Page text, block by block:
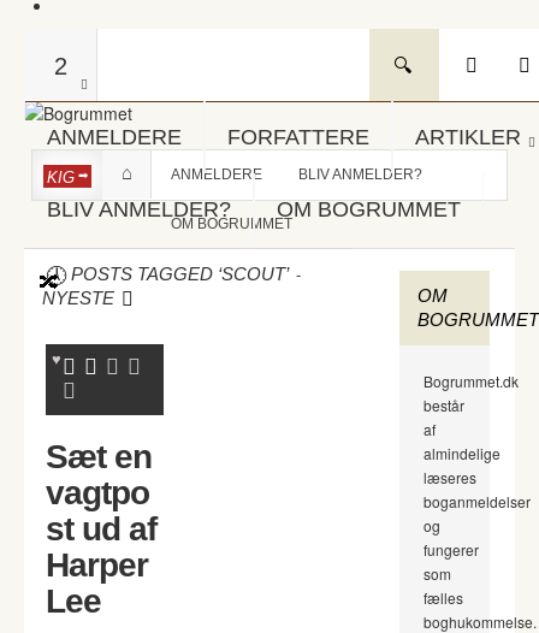
2
ANMELDERE FORFATTERE ARTIKLER
BLIV ANMELDER? OM BOGRUMMET
KIG ANMELDERE BLIV ANMELDER?
OM BOGRUMMET
POSTS TAGGED ‘SCOUT’ -
NYESTE
Sæt en
vagtpo
st ud af
Harper
Lee
OM
BOGRUMMET
Bogrummet.dk
består
af
almindelige
læseres
boganmeldelser
og
fungerer
som
fælles
boghukommelse.